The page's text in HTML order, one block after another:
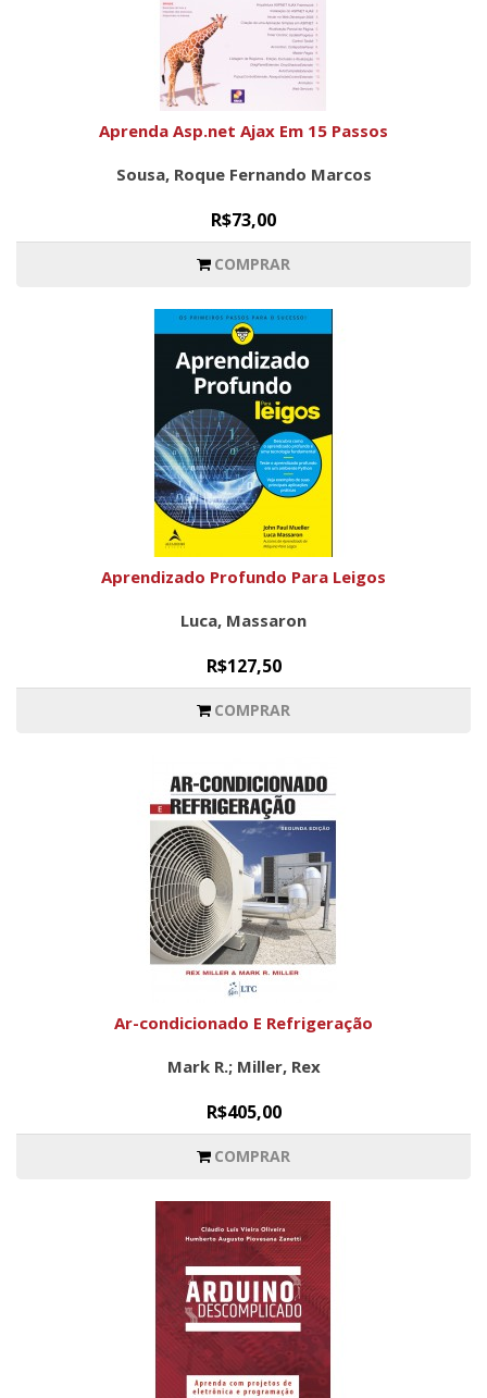
Aprenda Asp.net Ajax Em 15 Passos
Sousa, Roque Fernando Marcos
R$73,00
COMPRAR
Aprendizado Profundo Para Leigos
Luca, Massaron
R$127,50
COMPRAR
Ar-condicionado E Refrigeração
Mark R.; Miller, Rex
R$405,00
COMPRAR